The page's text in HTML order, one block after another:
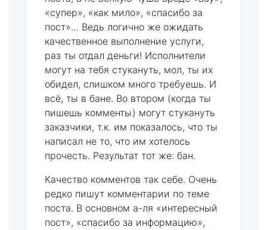
«супер», «как мило», «спасибо за
пост»… Ведь логично же ожидать
качественное выполнение услуги,
раз ты отдал деньги! Исполнители
могут на тебя стукануть, мол, ты их
обидел, слишком много требуешь. И
всё, ты в бане. Во втором (когда ты
пишешь комменты) могут стукануть
заказчики, т.к. им показалось, что ты
написал не то, что им хотелось
прочесть. Результат тот же: бан.
Качество комментов так себе. Очень
редко пишут комментарии по теме
поста. В основном а-ля «интересный
пост», «спасибо за информацию»,